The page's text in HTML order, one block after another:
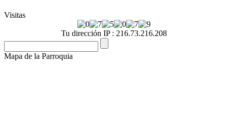
Visitas
Tu dirección IP : 216.73.216.208
Mapa de la Parroquia